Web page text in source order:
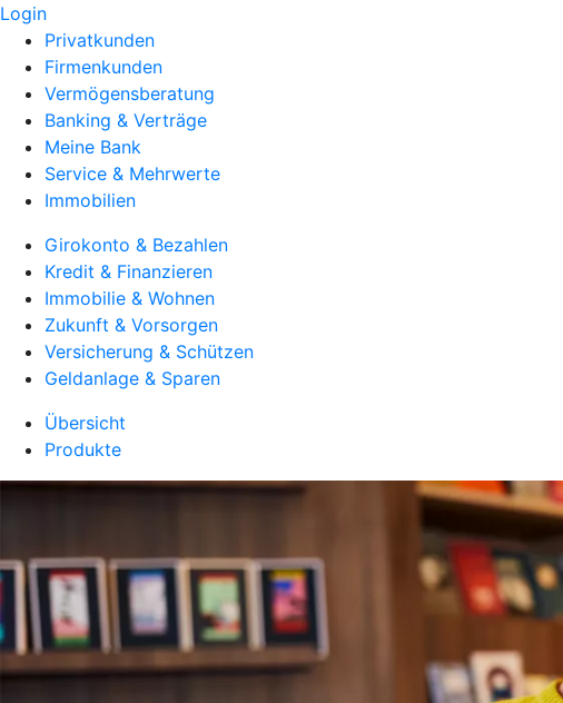
Login
Privatkunden
Firmenkunden
Vermögensberatung
Banking & Verträge
Meine Bank
Service & Mehrwerte
Immobilien
Girokonto & Bezahlen
Kredit & Finanzieren
Immobilie & Wohnen
Zukunft & Vorsorgen
Versicherung & Schützen
Geldanlage & Sparen
Übersicht
Produkte